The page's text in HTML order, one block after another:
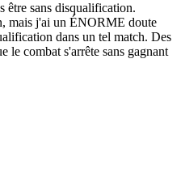
être sans disqualification.
mais j'ai un ÉNORME doute
dans un tel match. Des
le combat s'arrête sans gagnant